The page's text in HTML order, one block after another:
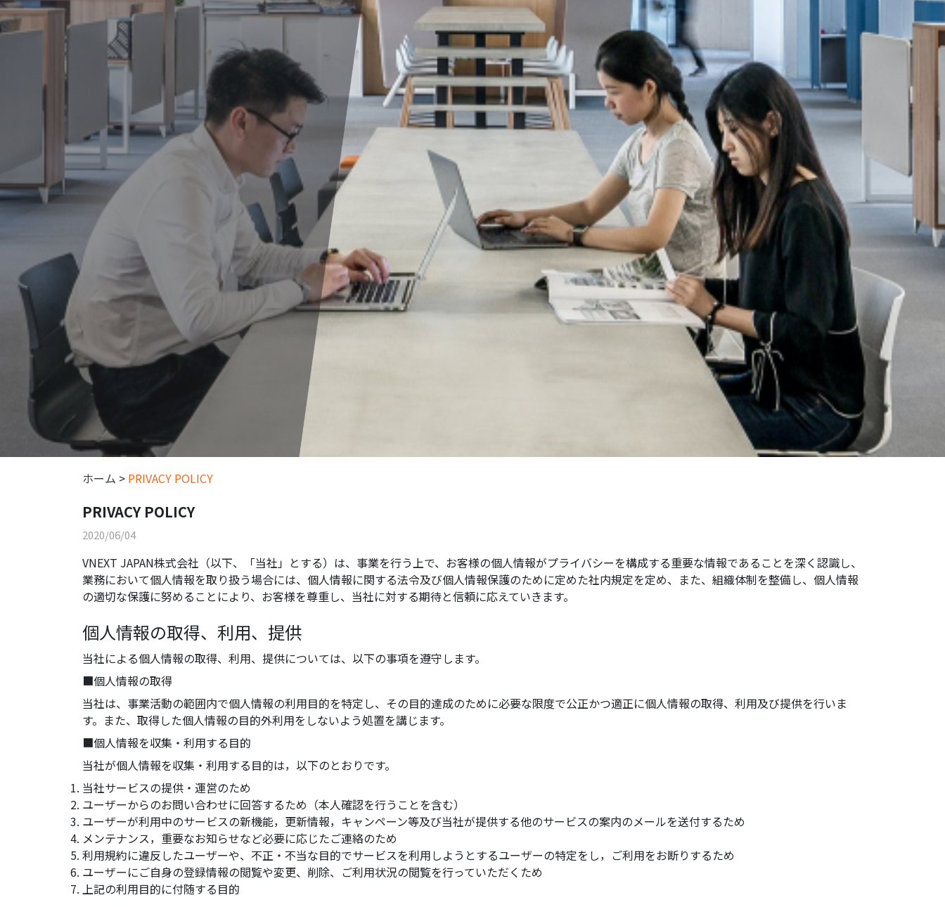
ホーム > PRIVACY POLICY
PRIVACY POLICY
2020/06/04
VNEXT JAPAN株式会社（以下、「当社」とする）は、事業を行う上で、お客様の個人情報がプライバシーを構成する重要な情報であることを深く認識し、
業務において個人情報を取り扱う場合には、個人情報に関する法令及び個人情報保護のために定めた社内規定を定め、また、組織体制を整備し、個人情報
の適切な保護に努めることにより、お客様を尊重し、当社に対する期待と信頼に応えていきます。
個人情報の取得、利用、提供
当社による個人情報の取得、利用、提供については、以下の事項を遵守します。
■個人情報の取得
当社は、事業活動の範囲内で個人情報の利用目的を特定し、その目的達成のために必要な限度で公正かつ適正に個人情報の取得、利用及び提供を行いま
す。また、取得した個人情報の目的外利用をしないよう処置を講じます。
■個人情報を収集・利用する目的
当社が個人情報を収集・利用する目的は，以下のとおりです。
当社サービスの提供・運営のため
ユーザーからのお問い合わせに回答するため（本人確認を行うことを含む）
ユーザーが利用中のサービスの新機能，更新情報，キャンペーン等及び当社が提供する他のサービスの案内のメールを送付するため
メンテナンス，重要なお知らせなど必要に応じたご連絡のため
利用規約に違反したユーザーや、不正・不当な目的でサービスを利用しようとするユーザーの特定をし，ご利用をお断りするため
ユーザーにご自身の登録情報の閲覧や変更、削除、ご利用状況の閲覧を行っていただくため
上記の利用目的に付随する目的